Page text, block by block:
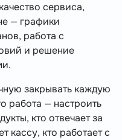
сервиса,
— графики
работа с
и решение
закрывать каждую
работа — настроить
кто отвечает за
кассу, кто работает с